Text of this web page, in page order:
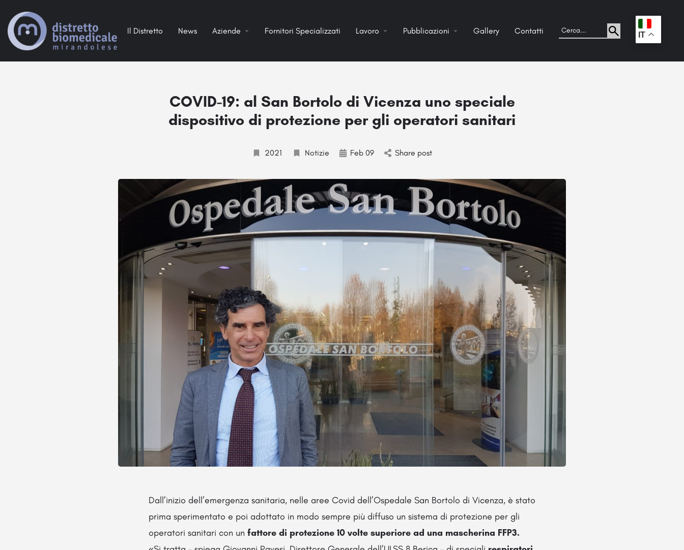
Il Distretto News Aziende Fornitori Specializzati Lavoro Pubblicazioni Gallery Contatti . IT
COVID-19: al San Bortolo di Vicenza uno speciale
dispositivo di protezione per gli operatori sanitari
2021 Notizie Feb 09 Share post
Dall’inizio dell’emergenza sanitaria, nelle aree Covid dell’Ospedale San Bortolo di Vicenza, è stato
prima sperimentato e poi adottato in modo sempre più diffuso un sistema di protezione per gli
operatori sanitari con un fattore di protezione 10 volte superiore ad una mascherina FFP3.